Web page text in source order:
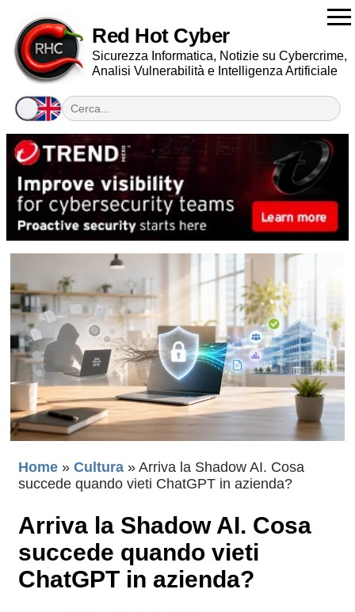
Red Hot Cyber
Sicurezza Informatica, Notizie su Cybercrime,
Analisi Vulnerabilità e Intelligenza Artificiale
Home » Cultura » Arriva la Shadow AI. Cosa
succede quando vieti ChatGPT in azienda?
Arriva la Shadow AI. Cosa
succede quando vieti
ChatGPT in azienda?